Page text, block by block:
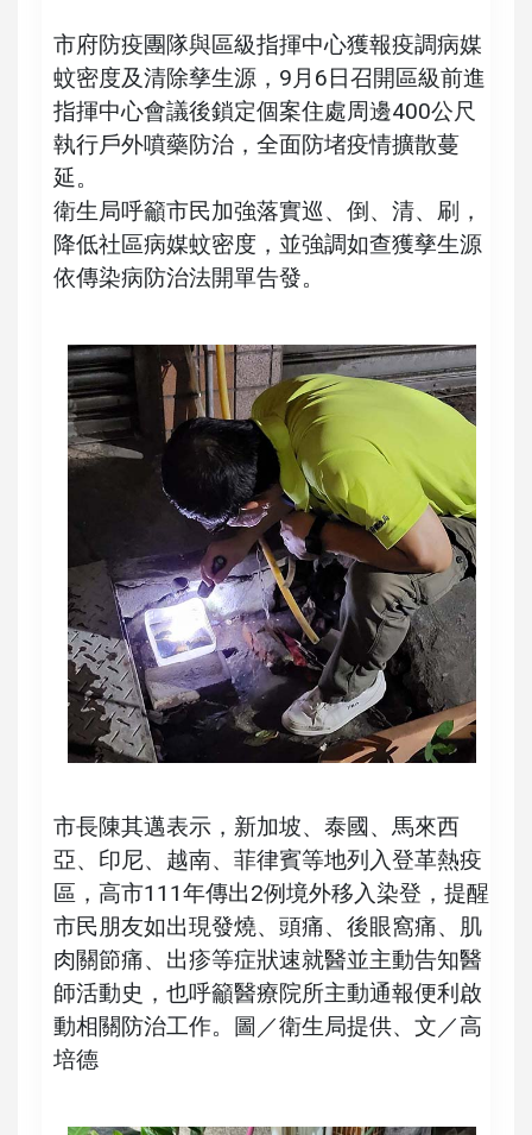
市府防疫團隊與區級指揮中心獲報疫調病媒
蚊密度及清除孳生源，9月6日召開區級前進
指揮中心會議後鎖定個案住處周邊400公尺
執行戶外噴藥防治，全面防堵疫情擴散蔓
延。
衛生局呼籲市民加強落實巡、倒、清、刷，
降低社區病媒蚊密度，並強調如查獲孳生源
依傳染病防治法開單告發。
市長陳其邁表示，新加坡、泰國、馬來西
亞、印尼、越南、菲律賓等地列入登革熱疫
區，高市111年傳出2例境外移入染登，提醒
市民朋友如出現發燒、頭痛、後眼窩痛、肌
肉關節痛、出疹等症狀速就醫並主動告知醫
師活動史，也呼籲醫療院所主動通報便利啟
動相關防治工作。圖／衛生局提供、文／高
培德